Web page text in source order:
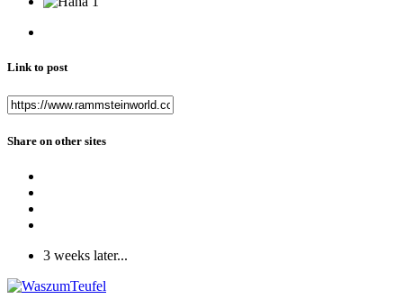
Link to post
Share on other sites
3 weeks later...